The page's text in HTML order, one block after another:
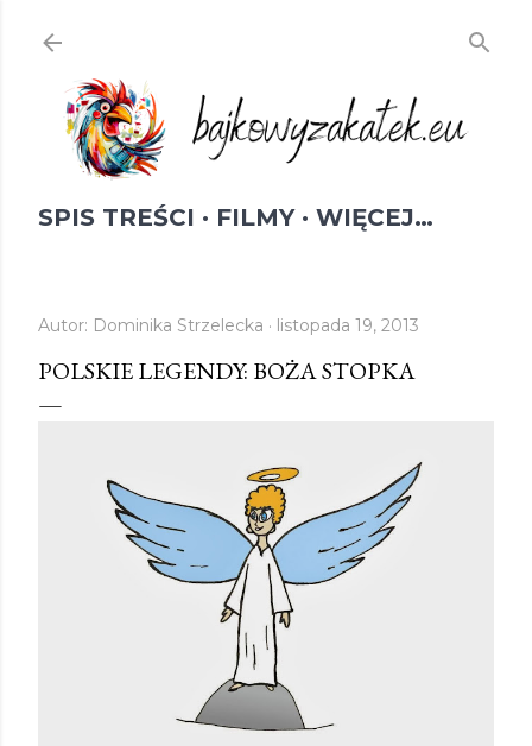
SPIS TREŚCI FILMY WIĘCEJ…
Autor: Dominika Strzelecka listopada 19, 2013
POLSKIE LEGENDY: BOŻA STOPKA